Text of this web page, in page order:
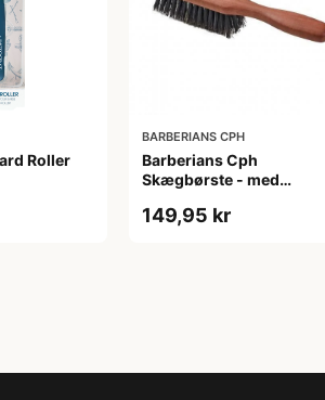
Roller
BARBERIANS CPH
Barberians Cph
Skægbørste - med
149,95 kr